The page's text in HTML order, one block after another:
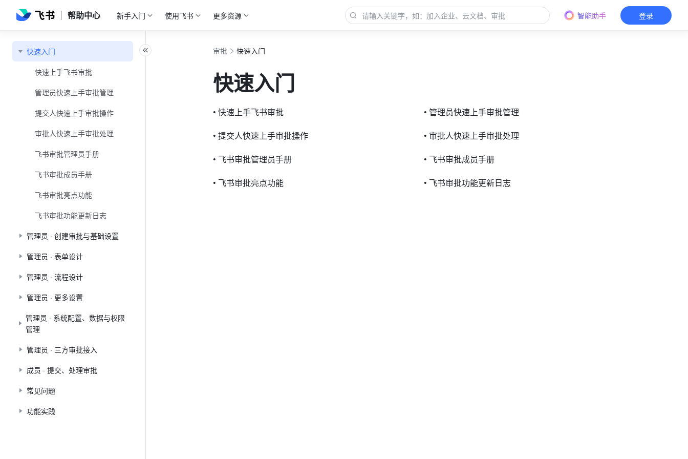
帮助中心 新手入门 使用飞书 更多资源 智能助手 登录
快速入门
快速上手飞书审批
管理员快速上手审批管理
提交人快速上手审批操作
审批人快速上手审批处理
飞书审批管理员手册
飞书审批成员手册
飞书审批亮点功能
飞书审批功能更新日志
管理员 · 创建审批与基础设置
管理员 · 表单设计
管理员 · 流程设计
管理员 · 更多设置
管理员 · 系统配置、数据与权限
管理
管理员 · 三方审批接入
成员 · 提交、处理审批
常见问题
功能实践
审批 快速入门
快速入门
• 快速上手飞书审批
• 管理员快速上手审批管理
• 提交人快速上手审批操作
• 审批人快速上手审批处理
• 飞书审批管理员手册
• 飞书审批成员手册
• 飞书审批亮点功能
• 飞书审批功能更新日志